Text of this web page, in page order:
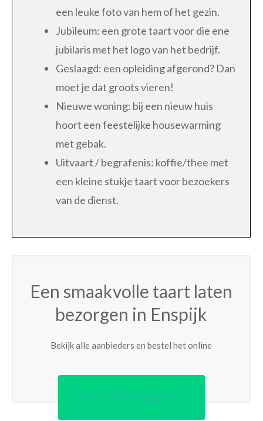
een leuke foto van hem of het gezin.
Jubileum: een grote taart voor die ene
jubilaris met het logo van het bedrijf.
Geslaagd: een opleiding afgerond? Dan
moet je dat groots vieren!
Nieuwe woning: bij een nieuw huis
hoort een feestelijke housewarming
met gebak.
Uitvaart / begrafenis: koffie/thee met
een kleine stukje taart voor bezoekers
van de dienst.
Een smaakvolle taart laten
bezorgen in Enspijk
Bekijk alle aanbieders en bestel het online
Bekijk het aanbod